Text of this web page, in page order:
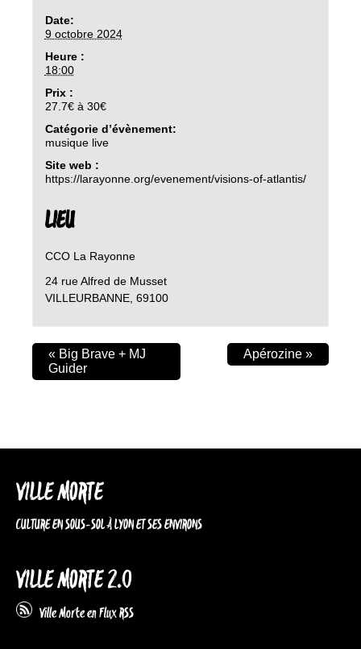
Date:
9 octobre 2024
Heure :
18:00
Prix :
27.7€ à 30€
Catégorie d’évènement:
musique live
Site web :
https://larayonne.org/evenement/visions-of-atlantis/
LIEU
CCO La Rayonne
24 rue Alfred de Musset
VILLEURBANNE, 69100
« Big Brave + MJ
Guider
Apérozine »
VILLE MORTE
CULTURE EN SOUS-SOL À LYON ET SES ENVIRONS
VILLE MORTE 2.0
Ville Morte en Flux RSS